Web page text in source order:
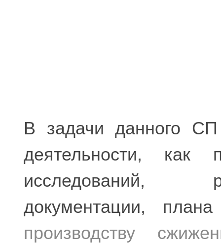
В задачи данного СП
деятельности, как
исследований,
документации,
производству